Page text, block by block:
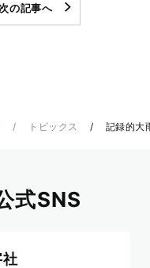
の記事へ
トピックス 記録的大
式SNS